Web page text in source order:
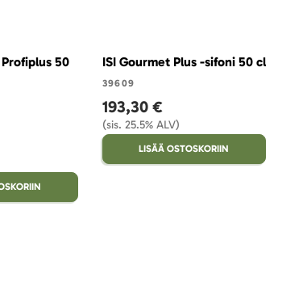
50
ISI Gourmet Plus -sifoni 50 cl
39609
193,30 €
(sis. 25.5% ALV)
LISÄÄ OSTOSKORIIN